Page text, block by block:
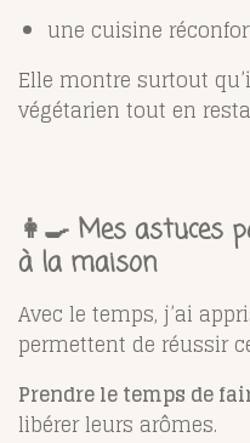
une cuisine
Elle montre surtout
végétarien tout en
👩‍🍳 Mes astuces
à la maison
Avec le temps, j’ai
permettent de réussir
Prendre le temps de
libérer leurs arômes.